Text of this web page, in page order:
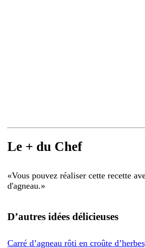
Le + du Chef
«Vous pouvez réaliser cette recette
d'agneau.»
D’autres idées délicieuses
Carré d’agneau rôti en croûte